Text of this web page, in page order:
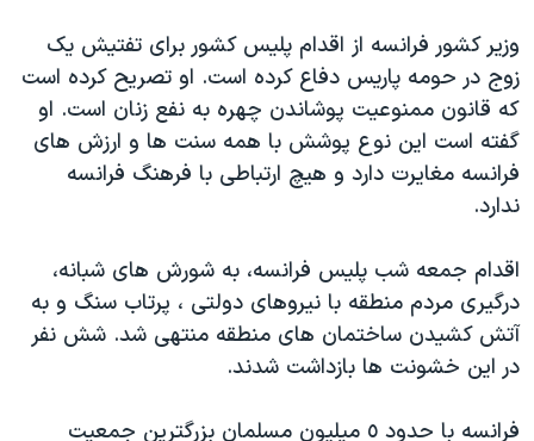
وزیر کشور فرانسه از اقدام پلیس کشور برای تفتیش یک
زوج در حومه پاریس دفاع کرده است. او تصریح کرده است
که قانون ممنوعیت پوشاندن چهره به نفع زنان است. او
گفته است این نوع پوشش با همه سنت ها و ارزش های
فرانسه مغایرت دارد و هیچ ارتباطی با فرهنگ فرانسه
ندارد.
اقدام جمعه شب پلیس فرانسه، به شورش های شبانه،
درگیری مردم منطقه با نیروهای دولتی ، پرتاب سنگ و به
آتش کشیدن ساختمان های منطقه منتهی شد. شش نفر
در این خشونت ها بازداشت شدند.
فرانسه با حدود ٥ میلیون مسلمان بزرگترین جمعیت